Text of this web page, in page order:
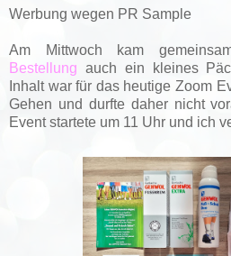
Werbung wegen PR Sample
Am Mittwoch kam
Bestellung auch ein kleines
Inhalt war für das heutige Zoom
Gehen und durfte daher nicht vo
Event startete um 11 Uhr und ich